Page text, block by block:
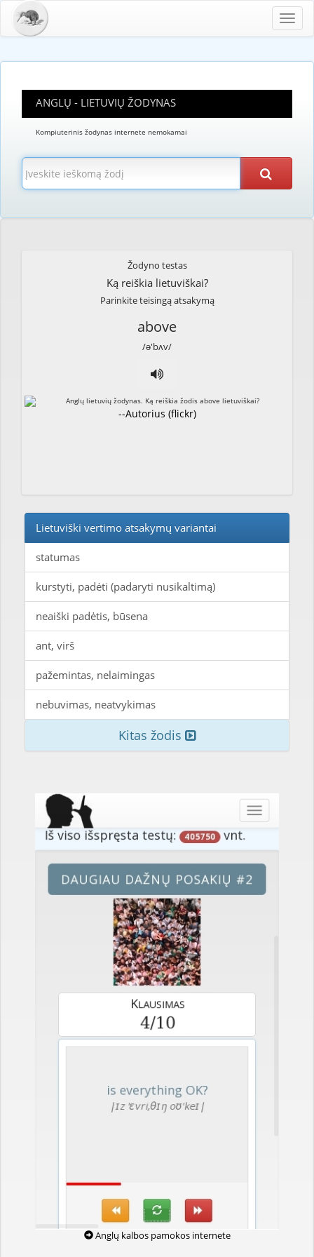
ANGLŲ - LIETUVIŲ ŽODYNAS
Kompiuterinis žodynas internete nemokamai
Žodyno testas
Ką reiškia lietuviškai?
Parinkite teisingą atsakymą
above
/ə'bʌv/
--Autorius (flickr)
Lietuviški vertimo atsakymų variantai
statumas
kurstyti, padėti (padaryti nusikaltimą)
neaiški padėtis, būsena
ant, virš
pažemintas, nelaimingas
nebuvimas, neatvykimas
Kitas žodis
Anglų kalbos pamokos internete